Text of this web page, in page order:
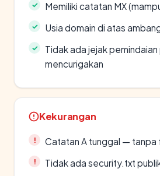
Memiliki catatan MX
Usia domain di atas
Tidak ada jejak
mencurigakan
Kekurangan
Catatan A tunggal — tanpa
Tidak ada security.txt